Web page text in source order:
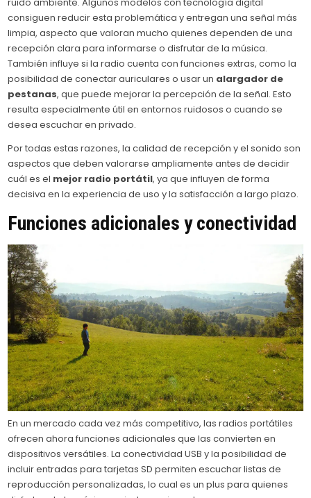
consiguen reducir esta problemática y entregan una señal más
limpia, aspecto que valoran mucho quienes dependen de una
recepción clara para informarse o disfrutar de la música.
También influye si la radio cuenta con funciones extras, como la
posibilidad de conectar auriculares o usar un alargador de
pestanas, que puede mejorar la percepción de la señal. Esto
resulta especialmente útil en entornos ruidosos o cuando se
desea escuchar en privado.
Por todas estas razones, la calidad de recepción y el sonido son
aspectos que deben valorarse ampliamente antes de decidir
cuál es el mejor radio portátil, ya que influyen de forma
decisiva en la experiencia de uso y la satisfacción a largo plazo.
Funciones adicionales y conectividad
En un mercado cada vez más competitivo, las radios portátiles
ofrecen ahora funciones adicionales que las convierten en
dispositivos versátiles. La conectividad USB y la posibilidad de
incluir entradas para tarjetas SD permiten escuchar listas de
reproducción personalizadas, lo cual es un plus para quienes